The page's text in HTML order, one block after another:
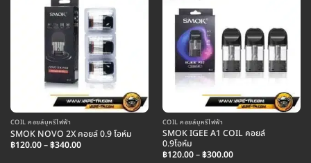
COIL คอยล์บุหรี่ไฟฟ้า
SMOK NOVO 2X คอยล์ 0.9 โอห์ม
฿120.00–฿340.00Price
COIL คอยล์บุหรี่ไฟฟ้า
SMOK IGEE A1 COIL คอยล์
0.9โอห์ม
฿120.00–฿300.00Price